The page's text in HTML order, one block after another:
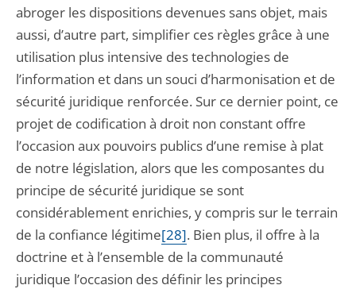
abroger les dispositions devenues sans objet, mais
aussi, d’autre part, simplifier ces règles grâce à une
utilisation plus intensive des technologies de
l’information et dans un souci d’harmonisation et de
sécurité juridique renforcée. Sur ce dernier point, ce
projet de codification à droit non constant offre
l’occasion aux pouvoirs publics d’une remise à plat
de notre législation, alors que les composantes du
principe de sécurité juridique se sont
considérablement enrichies, y compris sur le terrain
de la confiance légitime[28]. Bien plus, il offre à la
doctrine et à l’ensemble de la communauté
juridique l’occasion des définir les principes